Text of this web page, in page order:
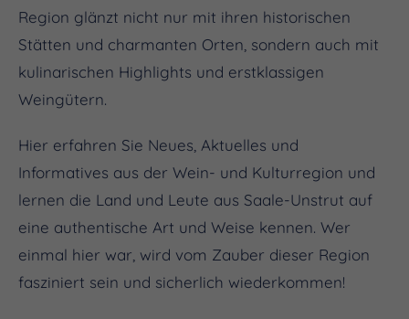
Region glänzt nicht nur mit ihren historischen
Stätten und charmanten Orten, sondern auch mit
kulinarischen Highlights und erstklassigen
Weingütern.
Hier erfahren Sie Neues, Aktuelles und
Informatives aus der Wein- und Kulturregion und
lernen die Land und Leute aus Saale-Unstrut auf
eine authentische Art und Weise kennen. Wer
einmal hier war, wird vom Zauber dieser Region
fasziniert sein und sicherlich wiederkommen!